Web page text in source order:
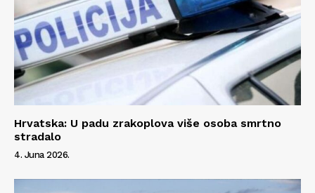
Hrvatska: U padu zrakoplova više osoba smrtno
stradalo
4. Juna 2026.